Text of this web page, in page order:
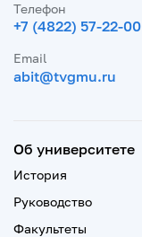
Телефон
+7 (4822) 57-22-00
Email
abit@tvgmu.ru
Об университете
История
Руководство
Факультеты